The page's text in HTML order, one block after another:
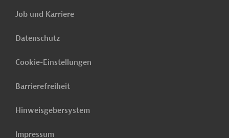
Job und Karriere
Datenschutz
Cookie-Einstellungen
Barrierefreiheit
Hinweisgebersystem
Impressum